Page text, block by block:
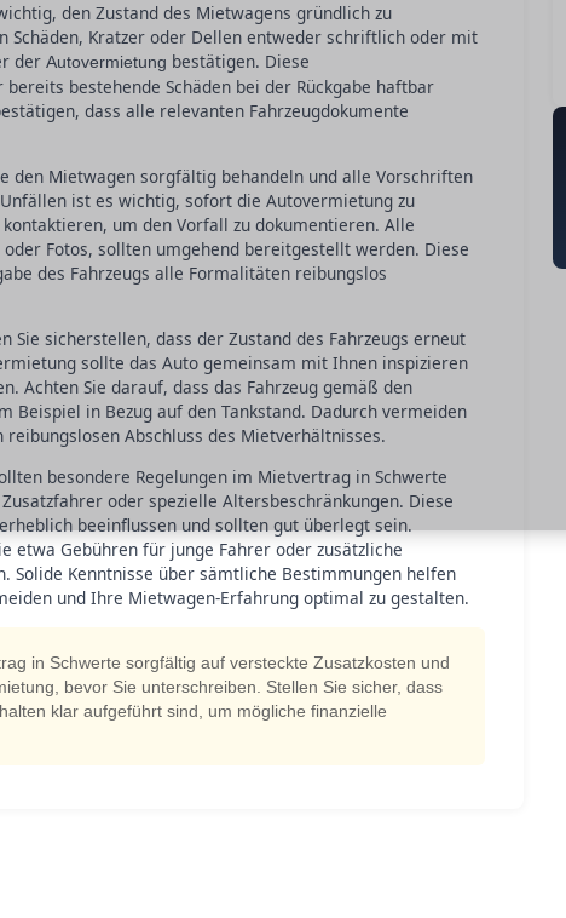
den Zustand des Mietwagens gründlich zu
Schäden, Kratzer oder Dellen entweder schriftlich oder mit
der Autovermietung bestätigen. Diese
bestehende Schäden bei der Rückgabe haftbar
dass alle relevanten Fahrzeugdokumente
den Mietwagen sorgfältig behandeln und alle Vorschriften
ist es wichtig, sofort die Autovermietung zu
um den Vorfall zu dokumentieren. Alle
Fotos, sollten umgehend bereitgestellt werden. Diese
des Fahrzeugs alle Formalitäten reibungslos
Sie sicherstellen, dass der Zustand des Fahrzeugs erneut
sollte das Auto gemeinsam mit Ihnen inspizieren
Achten Sie darauf, dass das Fahrzeug gemäß den
Beispiel in Bezug auf den Tankstand. Dadurch vermeiden
Abschluss des Mietverhältnisses.
besondere Regelungen im Mietvertrag in Schwerte
oder spezielle Altersbeschränkungen. Diese
beeinflussen und sollten gut überlegt sein.
etwa Gebühren für junge Fahrer oder zusätzliche
Solide Kenntnisse über sämtliche Bestimmungen helfen
und Ihre Mietwagen-Erfahrung optimal zu gestalten.
in Schwerte sorgfältig auf versteckte Zusatzkosten und
bevor Sie unterschreiben. Stellen Sie sicher, dass
klar aufgeführt sind, um mögliche finanzielle